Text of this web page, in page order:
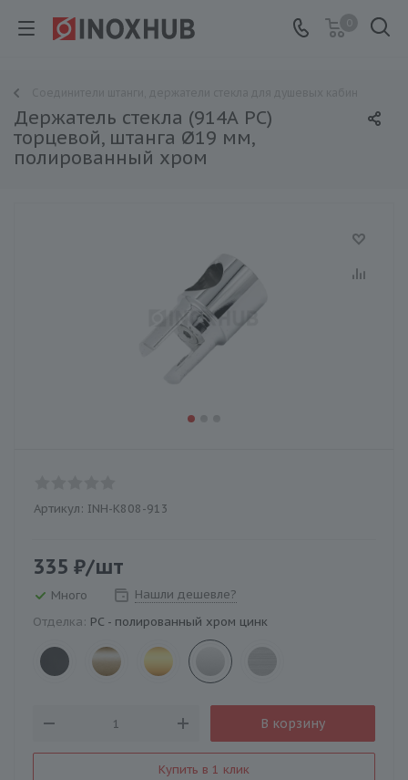
0
Держатель стекла (914А PC)
торцевой, штанга Ø19 мм,
полированный хром
Артикул: INH-K808-913
335 ₽/шт
Много
Нашли дешевле?
Отделка: PC - полированный хром цинк
В корзину
Купить в 1 клик